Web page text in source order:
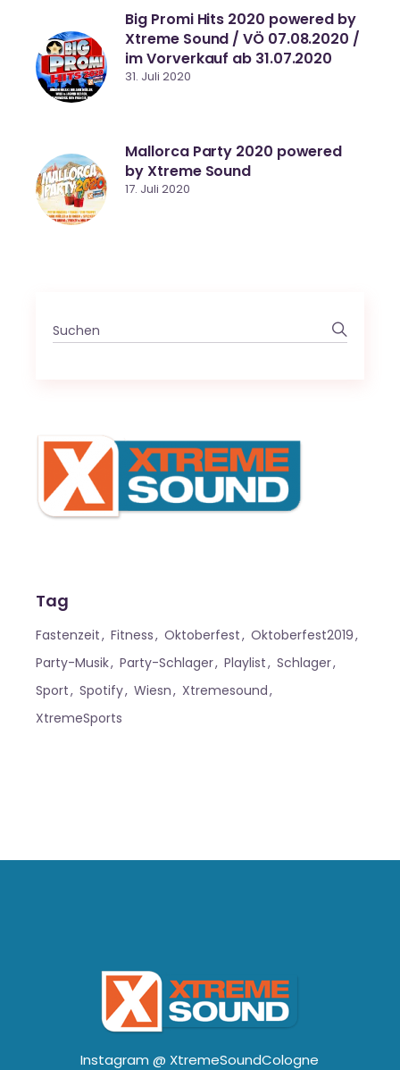
Big Promi Hits 2020 powered by
Xtreme Sound / VÖ 07.08.2020 /
im Vorverkauf ab 31.07.2020
31. Juli 2020
Mallorca Party 2020 powered
by Xtreme Sound
17. Juli 2020
Search
for:
Tag
Fastenzeit Fitness Oktoberfest
Oktoberfest2019
Party-Musik
Party-Schlager Playlist
Schlager
Sport
Spotify Wiesn
Xtremesound
XtremeSports
Instagram @ XtremeSoundCologne